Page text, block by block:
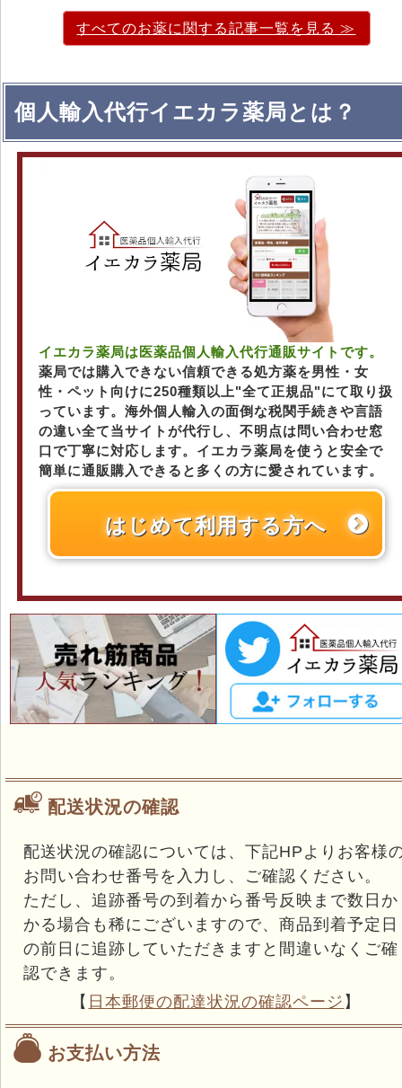
すべてのお薬に関する記事一覧を見る ≫
個人輸入代行イエカラ薬局とは？
イエカラ薬局は医薬品個人輸入代行通販サイトです。
薬局では購入できない信頼できる処方薬を男性・女
性・ペット向けに250種類以上"全て正規品"にて取り扱
っています。海外個人輸入の面倒な税関手続きや言語
の違い全て当サイトが代行し、不明点は問い合わせ窓
口で丁寧に対応します。イエカラ薬局を使うと安全で
簡単に通販購入できると多くの方に愛されています。
はじめて利用する方へ
配送状況の確認
配送状況の確認については、下記HPよりお客様
お問い合わせ番号を入力し、ご確認ください。
ただし、追跡番号の到着から番号反映まで数日か
かる場合も稀にございますので、商品到着予定日
の前日に追跡していただきますと間違いなくご確
認できます。
【 日本郵便の配達状況の確認ページ 】
お支払い方法